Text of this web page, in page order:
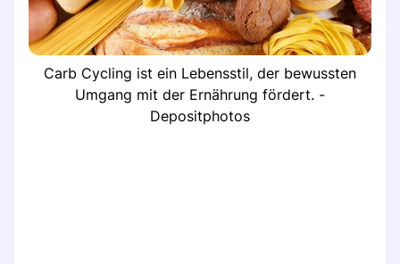
Carb Cycling ist ein Lebensstil, der bewussten
Umgang mit der Ernährung fördert. -
Depositphotos